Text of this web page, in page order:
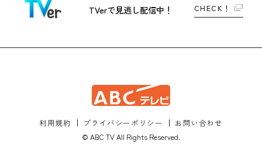
TVerで見逃し配信中！ CHECK！
利用規約 プライバシーポリシー
お問い合わせ
© ABC TV All Rights Reserved.